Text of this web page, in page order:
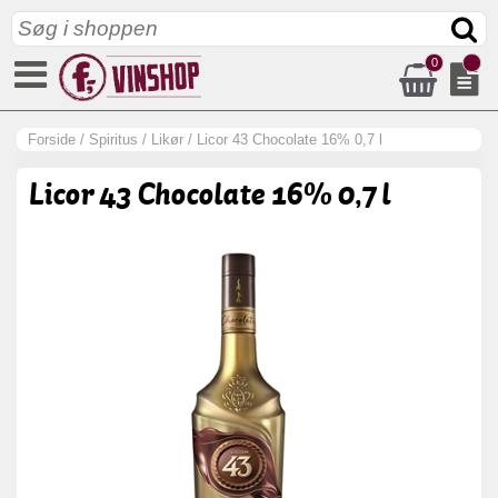
0
Forside / Spiritus / Likør / Licor 43 Chocolate 16% 0,7 l
Licor 43 Chocolate 16% 0,7 l